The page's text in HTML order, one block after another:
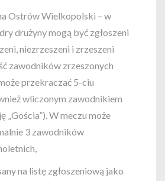
Ostrów Wielkopolski – w
drużyny mogą być zgłoszeni
niezrzeszeni i zrzeszeni
zawodników zrzeszonych
przekraczać 5-ciu
wliczonym zawodnikiem
„Gościa”). W meczu może
3 zawodników
na listę zgłoszeniową jako